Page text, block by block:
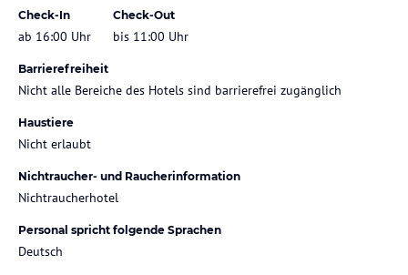
Check-In
ab 16:00 Uhr
Check-Out
bis 11:00 Uhr
Barrierefreiheit
Nicht alle Bereiche des Hotels sind barrierefrei zugänglich
Haustiere
Nicht erlaubt
Nichtraucher- und Raucherinformation
Nichtraucherhotel
Personal spricht folgende Sprachen
Deutsch